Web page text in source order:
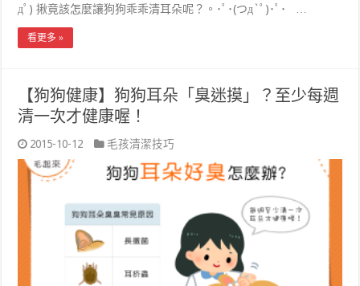
дﾟ) 揪竟該怎麼讓狗狗乖乖清耳朵呢？。･ﾟ･(つд`ﾟ)･ﾟ･ …
看更多 »
【狗狗健康】狗狗耳朵「臭迷摸」？至少每週
清一次才健康喔！
2015-10-12 毛孩清潔技巧